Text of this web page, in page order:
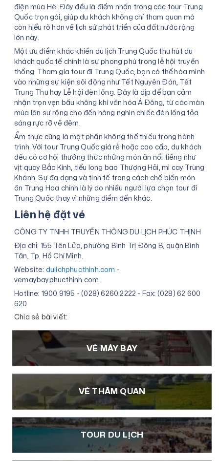
điện mùa Hè. Đây đều là điểm nhấn trong các tour Trung
Quốc trọn gói, giúp du khách không chỉ tham quan mà
còn hiểu rõ hơn về lịch sử phát triển của đất nước rộng
lớn này.
Một ưu điểm khác khiến du lịch Trung Quốc thu hút du
khách quốc tế chính là sự phong phú trong lễ hội truyền
thống. Tham gia tour đi Trung Quốc, bạn có thể hòa mình
vào những sự kiện sôi động như Tết Nguyên Đán, Tết
Trung Thu hay Lễ hội đèn lồng. Đây là dịp để bạn cảm
nhận trọn vẹn bầu không khí văn hóa Á Đông, từ các màn
múa lân sư rồng cho đến hàng nghìn chiếc đèn lồng tỏa
sáng rực rỡ về đêm.
Ẩm thực cũng là một phần không thể thiếu trong hành
trình. Với tour Trung Quốc giá rẻ hoặc cao cấp, du khách
đều có cơ hội thưởng thức những món ăn nổi tiếng như
vịt quay Bắc Kinh, tiểu long bao Thượng Hải, mì cay Trùng
Khánh. Sự đa dạng và tinh tế trong cách chế biến món
ăn Trung Hoa chính là lý do nhiều người lựa chọn tour đi
Trung Quốc thay vì những điểm đến khác.
Liên hệ đặt vé
CÔNG TY TNHH TRUYỀN THÔNG DU LỊCH PHÚC THỊNH
Địa chỉ: 155 Tên Lửa, phường Bình Trị Đông B, quận Bình
Tân, Tp. Hồ Chí Minh.
Website: dulichphucthinh.com -
vemaybayphucthinh.com
Hotline: 1900 9195 - (028) 6260.2222 - Fax: (028) 62 600
620
Chia sẻ bài viết:
VÉ MÁY BAY
VÉ THĂM QUAN
TOUR DU LỊCH